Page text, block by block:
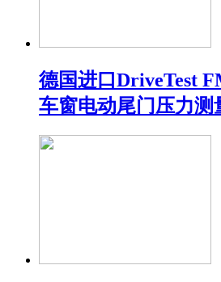
德国进口DriveTest
车窗电动尾门压力测